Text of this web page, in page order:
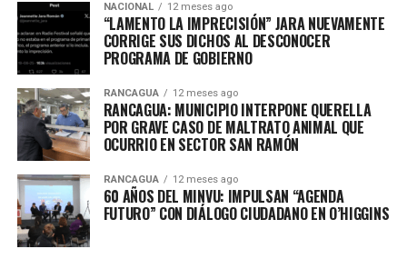
NACIONAL 12 meses ago
“LAMENTO LA IMPRECISIÓN” JARA NUEVAMENTE
CORRIGE SUS DICHOS AL DESCONOCER
PROGRAMA DE GOBIERNO
RANCAGUA 12 meses ago
RANCAGUA: MUNICIPIO INTERPONE QUERELLA
POR GRAVE CASO DE MALTRATO ANIMAL QUE
OCURRIO EN SECTOR SAN RAMÓN
RANCAGUA 12 meses ago
60 AÑOS DEL MINVU: IMPULSAN “AGENDA
FUTURO” CON DIÁLOGO CIUDADANO EN O’HIGGINS